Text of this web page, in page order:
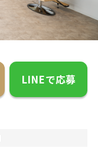
LINEで応募